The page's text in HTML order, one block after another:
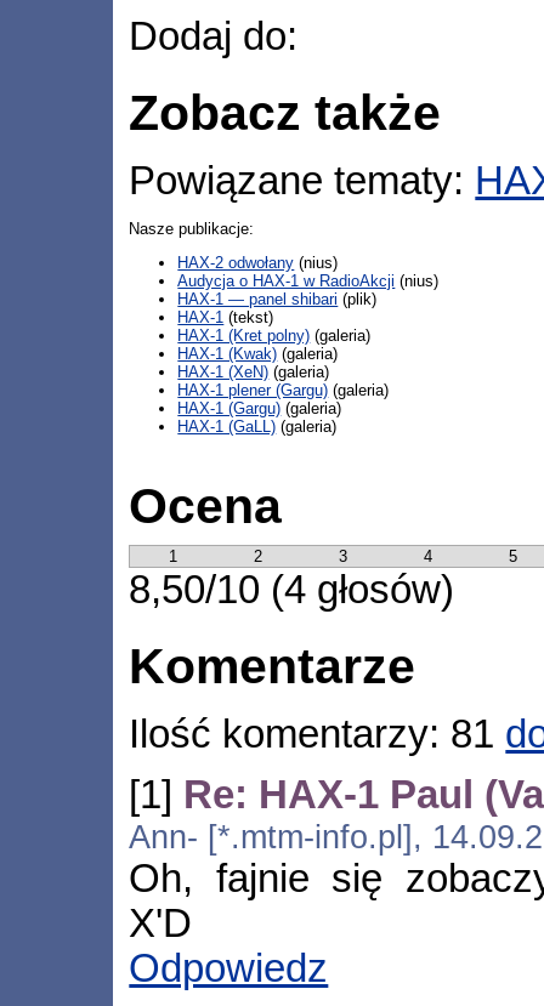
Dodaj do:
Zobacz także
Powiązane tematy:
Nasze publikacje:
HAX-2 odwołany (nius)
Audycja o HAX-1 w RadioAkcji (nius)
HAX-1 — panel shibari (plik)
HAX-1 (tekst)
HAX-1 (Kret polny) (galeria)
HAX-1 (Kwak) (galeria)
HAX-1 (XeN) (galeria)
HAX-1 plener (Gargu) (galeria)
HAX-1 (Gargu) (galeria)
HAX-1 (GaLL) (galeria)
Ocena
1 2 3 4 5
8,50/10 (4 głosów)
Komentarze
Ilość komentarzy: 81
[1] Re: HAX-1 Paul
Ann- [*.mtm-info.pl],
Oh, fajnie się
X'D
Odpowiedz